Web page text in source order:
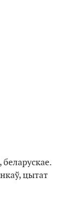
цытат